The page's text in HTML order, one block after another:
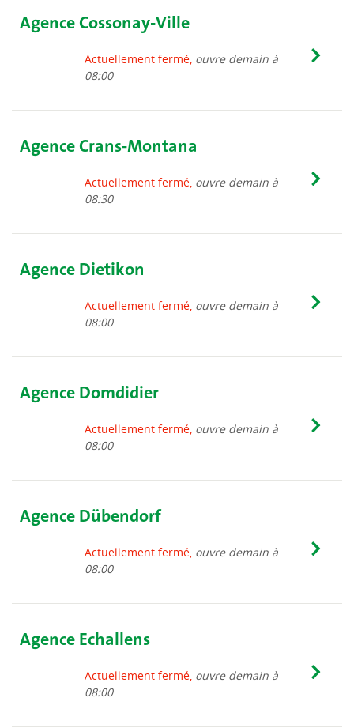
Agence Cossonay-Ville
Actuellement fermé, ouvre demain à
08:00
Agence Crans-Montana
Actuellement fermé, ouvre demain à
08:30
Agence Dietikon
Actuellement fermé, ouvre demain à
08:00
Agence Domdidier
Actuellement fermé, ouvre demain à
08:00
Agence Dübendorf
Actuellement fermé, ouvre demain à
08:00
Agence Echallens
Actuellement fermé, ouvre demain à
08:00